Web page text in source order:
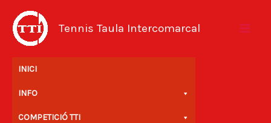
contingut
Tennis Taula Intercomarcal
INICI
INFO
COMPETICIÓ TTI